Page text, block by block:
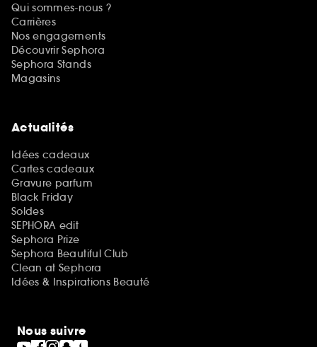
Qui sommes-nous ?
Carrières
Nos engagements
Découvrir Sephora
Sephora Stands
Magasins
Actualités
Idées cadeaux
Cartes cadeaux
Gravure parfum
Black Friday
Soldes
SEPHORA edit
Sephora Prize
Sephora Beautiful Club
Clean at Sephora
Idées & Inspirations Beauté
Nous suivre